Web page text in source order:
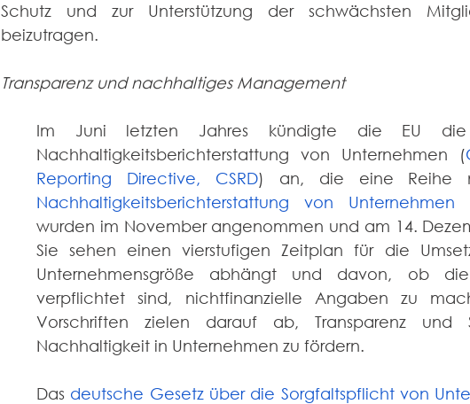
Schutz und zur Unterstützung der schwächsten
beizutragen.
Transparenz und nachhaltiges Management
Im Juni letzten Jahres kündigte die EU
Nachhaltigkeitsberichterstattung von Unternehmen (
Reporting Directive, CSRD
Nachhaltigkeitsberichterstattung von Unternehmen
wurden im November angenommen und am 14.
Sie sehen einen vierstufigen Zeitplan für die
Unternehmensgröße abhängt und davon, ob
verpflichtet sind, nichtfinanzielle Angaben zu
Vorschriften zielen darauf ab, Transparenz und
Nachhaltigkeit in Unternehmen zu fördern.
Das deutsche Gesetz über die Sorgfaltspflicht von